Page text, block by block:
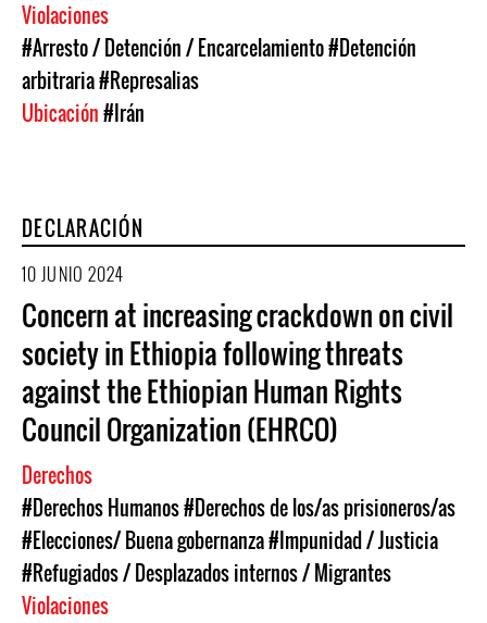
Violaciones
#Arresto / Detención / Encarcelamiento#Detención
arbitraria#Represalias
Ubicación#Irán
DECLARACIÓN
10 JUNIO 2024
Concern at increasing crackdown on civil
society in Ethiopia following threats
against the Ethiopian Human Rights
Council Organization (EHRCO)
Derechos
#Derechos Humanos#Derechos de los/as prisioneros/as
#Elecciones/ Buena gobernanza#Impunidad / Justicia
#Refugiados / Desplazados internos / Migrantes
Violaciones